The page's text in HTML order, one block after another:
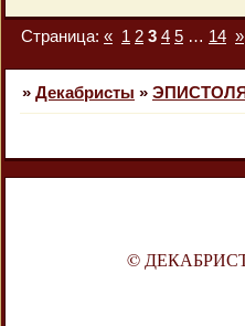
Страница: « 1 2 3 4 5 … 14 »
» Декабристы »
© ДЕКАБРИСТЫ